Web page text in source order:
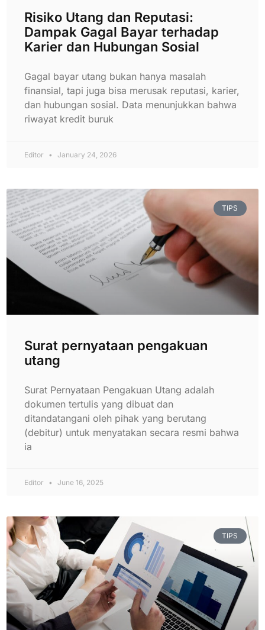
Risiko Utang dan Reputasi:
Dampak Gagal Bayar terhadap
Karier dan Hubungan Sosial
Gagal bayar utang bukan hanya masalah
finansial, tapi juga bisa merusak reputasi, karier,
dan hubungan sosial. Data menunjukkan bahwa
riwayat kredit buruk
Editor January 24, 2026
TIPS
Surat pernyataan pengakuan
utang
Surat Pernyataan Pengakuan Utang adalah
dokumen tertulis yang dibuat dan
ditandatangani oleh pihak yang berutang
(debitur) untuk menyatakan secara resmi bahwa
ia
Editor June 16, 2025
TIPS